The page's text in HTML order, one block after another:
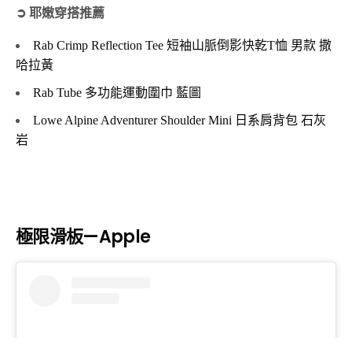
➲ 耶嫩穿搭推薦
Rab Crimp Reflection Tee 短袖山脈倒影快乾T恤 男款 撒
哈拉黃
Rab Tube 多功能運動圍巾 藍圖
Lowe Alpine Adventurer Shoulder Mini 日系肩背包 石灰
岩
極限滑板—Apple